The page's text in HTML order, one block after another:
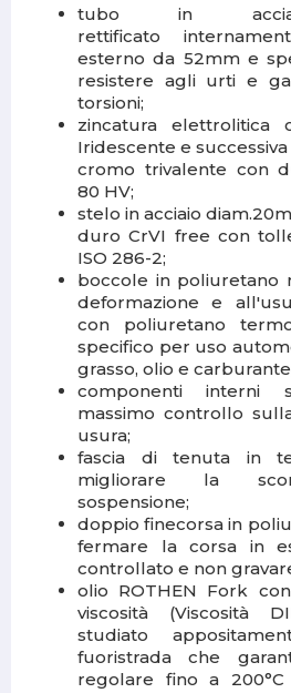
tuboin
rettificato
esterno da 52mm e
resistere agli urti e
torsioni;
zincatura elettrolitica
Iridescente e
cromo trivalente con
80 HV;
stelo in acciaio
duro CrVI free con
ISO 286-2;
boccole in poliuretano
deformazione e
con poliuretano
specifico per uso
grasso, olio e
componenti interni
massimo controllo
usura;
fascia di tenuta in
migliorare la
sospensione;
doppio finecorsa in
fermare la corsa in
controllato e non
olio ROTHEN Fork
viscosità (Viscosità
studiato
fuoristrada che
regolare fino a